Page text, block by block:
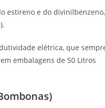
estireno e do
elétrica, que
embalagens de 50 Litros